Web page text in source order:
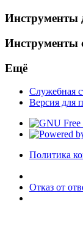
Инструменты
Инструменты
Ещё
Служебная
Версия для
Политика
Отказ от